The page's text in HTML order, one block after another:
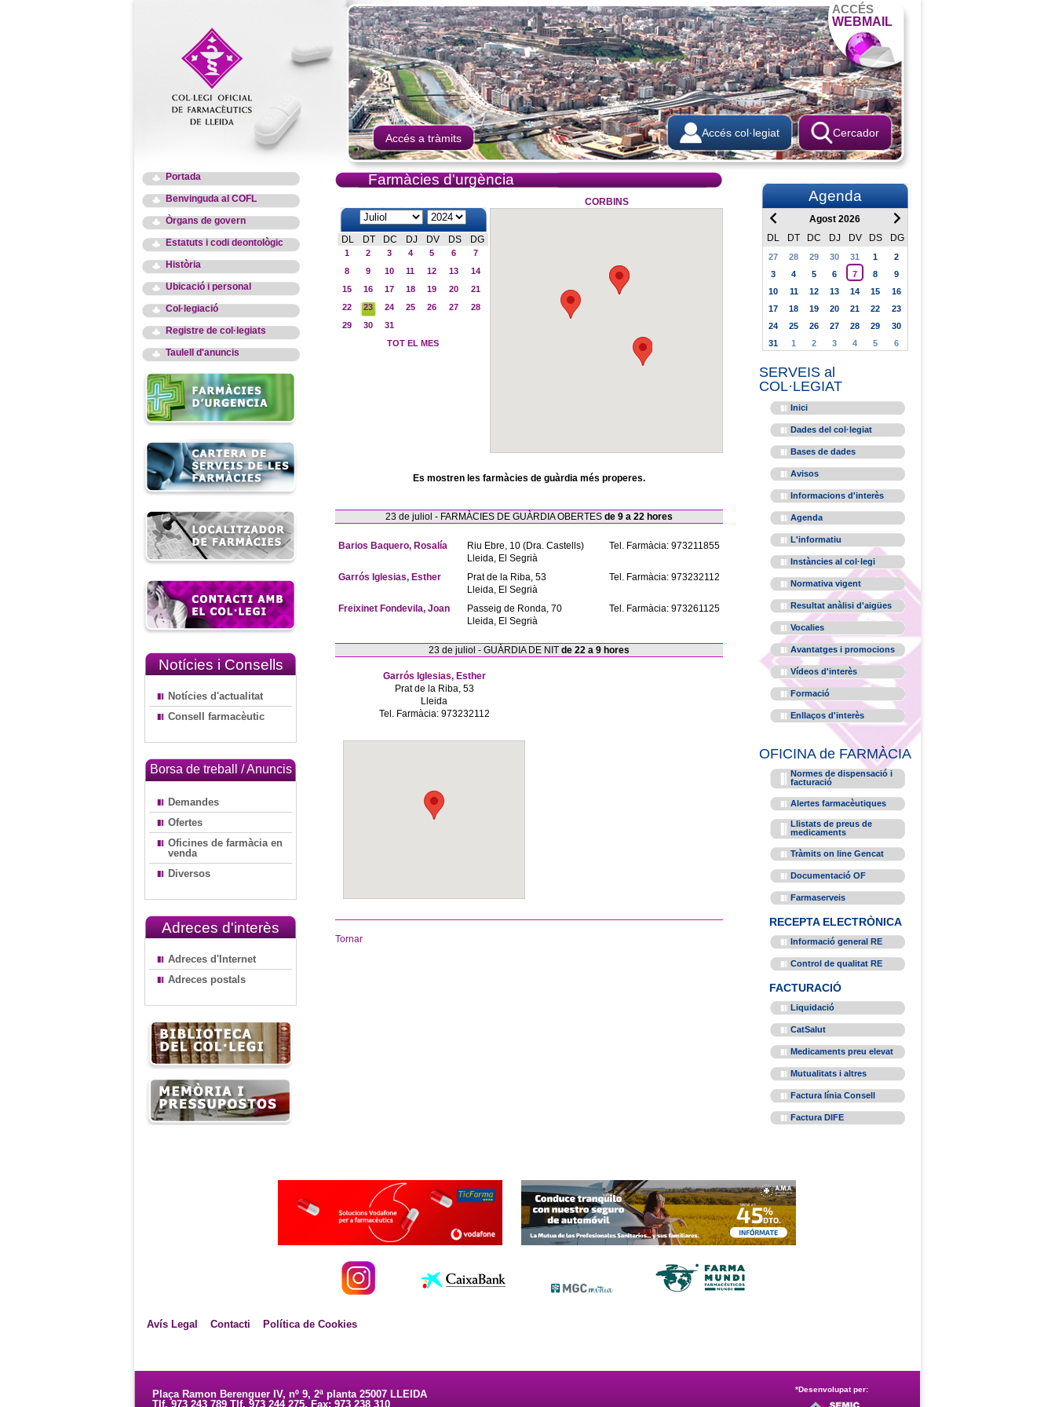
ACCÉS
WEBMAIL
Accés a tràmits Cercador
Accés col·legiat
Portada
Benvinguda al COFL
Òrgans de govern
Estatuts i codi deontològic
Història
Ubicació i personal
Col·legiació
Registre de col·legiats
Taulell d'anuncis
Notícies i Consells
Notícies d'actualitat
Consell farmacèutic
Borsa de treball / Anuncis
Demandes
Ofertes
Oficines de farmàcia en
venda
Diversos
Adreces d'interès
Adreces d'Internet
Adreces postals
Farmàcies d'urgència
DL DT DC DJ DV DS DG
1 2 3 4 5 6
7
8
9 10 11 12 13
14
15
16 17 18 19 20
21
22
23 24 25 26 27
28
29
30
31
TOT EL MES
CORBINS
Es mostren les farmàcies de guàrdia més properes.
23 de juliol - FARMÀCIES DE GUÀRDIA OBERTES de 9 a 22 hores
Barios Baquero, Rosalía
Riu Ebre, 10 (Dra. Castells)
Lleida, El Segrià
Tel. Farmàcia: 973211855
Garrós Iglesias, Esther
Prat de la Riba, 53
Lleida, El Segrià
Tel. Farmàcia: 973232112
Freixinet Fondevila, Joan
Passeig de Ronda, 70
Lleida, El Segrià
Tel. Farmàcia: 973261125
23 de juliol - GUÀRDIA DE NIT de 22 a 9 hores
Garrós Iglesias, Esther
Prat de la Riba, 53
Lleida
Tel. Farmàcia: 973232112
Tornar
Agenda
Agost 2026
DL
DT DC DJ DV DS DG
27 28 29 30 31 1
2
3
4 5 6 7 8
9
10
11 12 13 14 15
16
17
18 19 20 21 22
23
24
25 26 27 28 29
30
31
1 2 3 4 5 6
SERVEIS al
COL·LEGIAT
Inici
Dades del col·legiat
Bases de dades
Avisos
Informacions d'interès
Agenda
L'informatiu
Instàncies al col·legi
Normativa vigent
Resultat anàlisi d'aigües
Vocalies
Avantatges i promocions
Vídeos d'interès
Formació
Enllaços d'interès
OFICINA de FARMÀCIA
Normes de dispensació i
facturació
Alertes farmacèutiques
Llistats de preus de
medicaments
Tràmits on line Gencat
Documentació OF
Farmaserveis
RECEPTA ELECTRÒNICA
Informació general RE
Control de qualitat RE
FACTURACIÓ
Liquidació
CatSalut
Medicaments preu elevat
Mutualitats i altres
Factura línia Consell
Factura DIFE
Avís Legal Contacti Política de Cookies
Plaça Ramon Berenguer IV, nº 9, 2ª planta 25007 LLEIDA
Tlf. 973 243 789 Tlf. 973 244 275. Fax: 973 238 310
*Desenvolupat per: